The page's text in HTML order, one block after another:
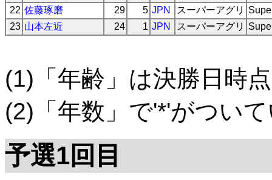
22 佐藤琢磨 29 5 JPN スーパーアグリ
23 山本左近 24 1 JPN スーパーアグリ
(1)「年齢」は決勝日時点
(2)「年数」で'*'がつい
予選1回目